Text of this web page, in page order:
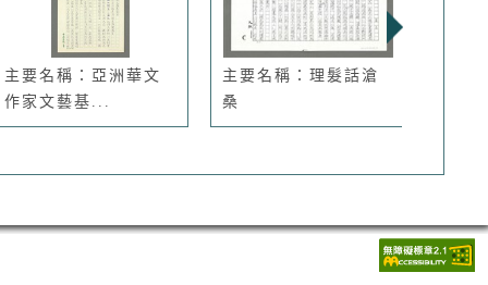
主要名稱：亞洲華文
作家文藝基...
主要名稱：理髮話滄
桑